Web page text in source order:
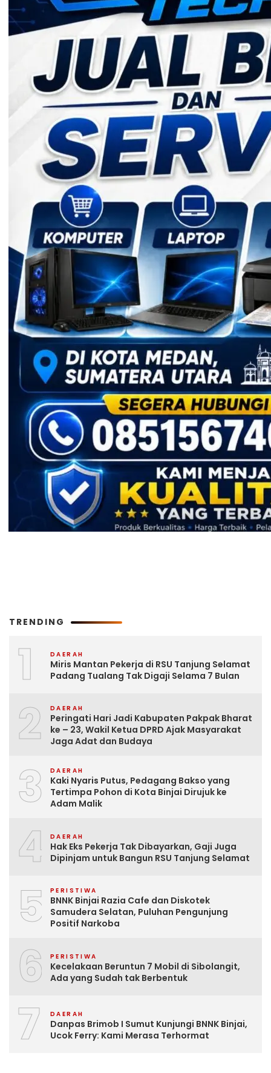
TRENDING
1 DAERAH
Miris Mantan Pekerja di RSU Tanjung Selamat
Padang Tualang Tak Digaji Selama 7 Bulan
2 DAERAH
Peringati Hari Jadi Kabupaten Pakpak Bharat
ke – 23, Wakil Ketua DPRD Ajak Masyarakat
Jaga Adat dan Budaya
3 DAERAH
Kaki Nyaris Putus, Pedagang Bakso yang
Tertimpa Pohon di Kota Binjai Dirujuk ke
Adam Malik
4 DAERAH
Hak Eks Pekerja Tak Dibayarkan, Gaji Juga
Dipinjam untuk Bangun RSU Tanjung Selamat
5 PERISTIWA
BNNK Binjai Razia Cafe dan Diskotek
Samudera Selatan, Puluhan Pengunjung
Positif Narkoba
6 PERISTIWA
Kecelakaan Beruntun 7 Mobil di Sibolangit,
Ada yang Sudah tak Berbentuk
7 DAERAH
Danpas Brimob I Sumut Kunjungi BNNK Binjai,
Ucok Ferry: Kami Merasa Terhormat